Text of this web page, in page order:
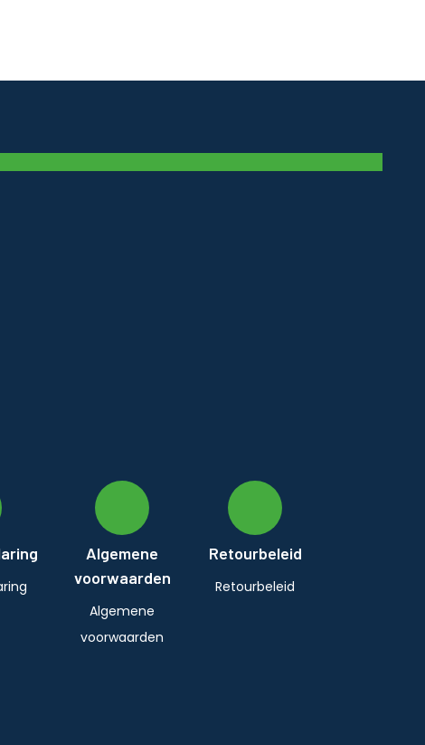
Algemene
voorwaarden
Algemene
voorwaarden
Retourbeleid
Retourbeleid